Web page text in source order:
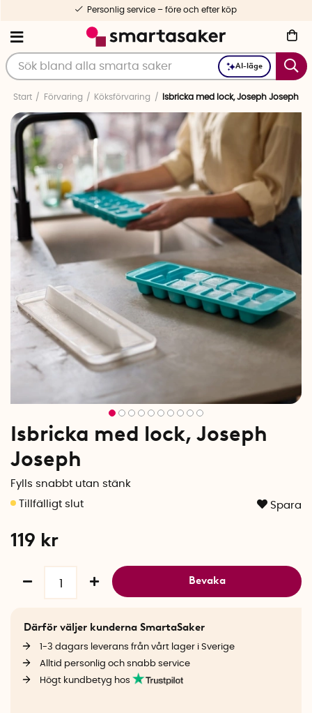
AI-läge
Personlig service – före och efter köp
Start Förvaring Köksförvaring Isbricka med lock, Joseph Joseph
Isbricka med lock, Joseph
Joseph
Fylls snabbt utan stänk
Spara
119 kr
Bevaka
Därför väljer kunderna SmartaSaker
1-3 dagars leverans från vårt lager i Sverige
Alltid personlig och snabb service
Högt kundbetyg hos